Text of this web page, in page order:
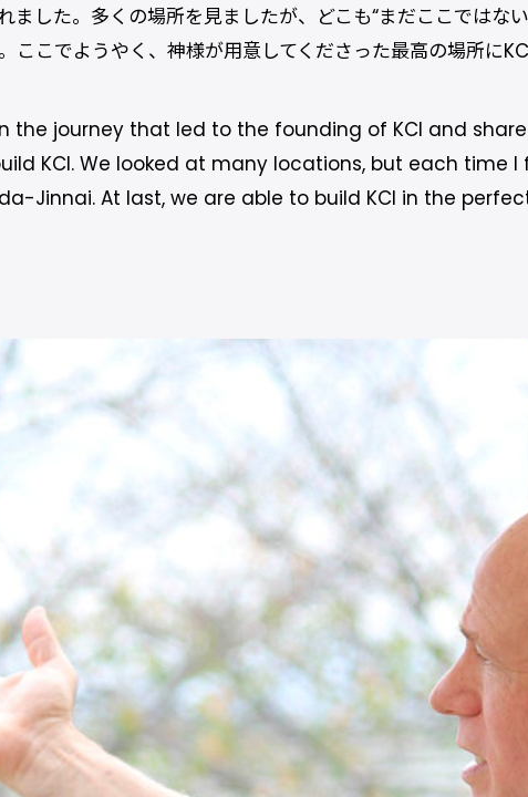
した。多くの場所を見ましたが、どこも“まだここではない
こでようやく、神様が用意してくださった最高の場所に
the journey that led to the founding of KCI and
KCI. We looked at many locations, but each time I
Jinnai. At last, we are able to build KCI in the